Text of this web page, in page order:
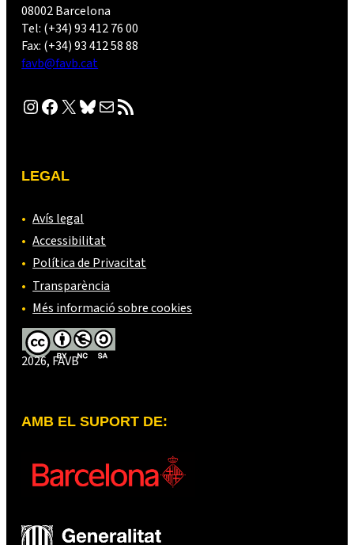
08002 Barcelona
Tel: (+34) 93 412 76 00
Fax: (+34) 93 412 58 88
favb@favb.cat
InstagramFacebook X Bluesky Correu electrònic Canal RSS
LEGAL
Avís legal
Accessibilitat
Política de Privacitat
Transparència
Més informació sobre cookies
2026, FAVB
AMB EL SUPORT DE: